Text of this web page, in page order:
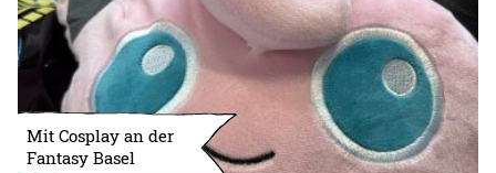
Mit Cosplay an der
Fantasy Basel